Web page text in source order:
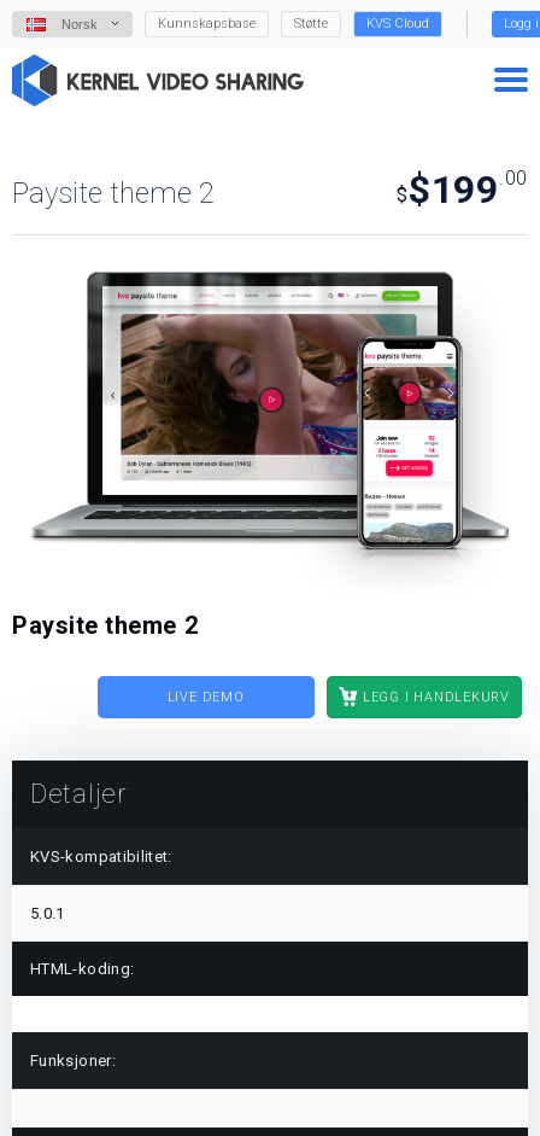
Norsk Kunnskapsbase Støtte KVS Cloud Logg
Paysite theme 2 $$199.00
Paysite theme 2
LIVE DEMO LEGG I HANDLEKURV
Detaljer
KVS-kompatibilitet:
5.0.1
HTML-koding:
Funksjoner: